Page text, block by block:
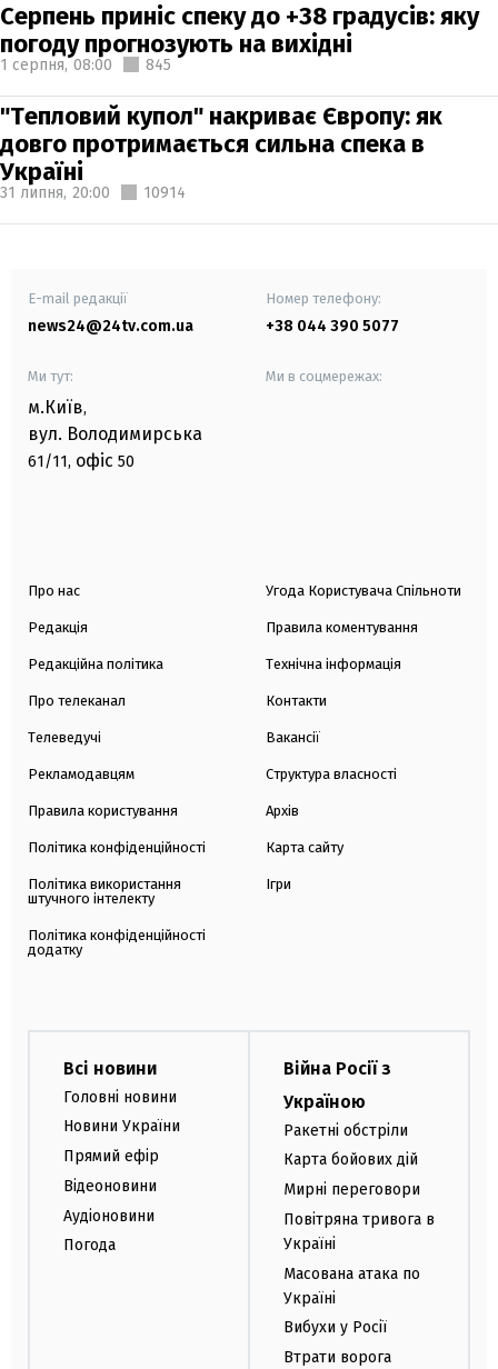
Серпень приніс спеку до +38 градусів: яку
погоду прогнозують на вихідні
1 серпня, 08:00 845
"Тепловий купол" накриває Європу: як
довго протримається сильна спека в
Україні
31 липня, 20:00 10914
E-mail редакції
news24@24tv.com.ua
Номер телефону:
+38 044 390 5077
Ми тут:
м.Київ,
вул. Володимирська
61/11, офіс 50
Ми в соцмережах:
Про нас
Редакція
Редакційна політика
Про телеканал
Телеведучі
Рекламодавцям
Правила користування
Політика конфіденційності
Політика використання
штучного інтелекту
Політика конфіденційності
додатку
Угода Користувача Спільноти
Правила коментування
Технічна інформація
Контакти
Вакансії
Структура власності
Архів
Карта сайту
Ігри
Всі новини
Головні новини
Новини України
Прямий ефір
Відеоновини
Аудіоновини
Погода
Війна Росії з
Україною
Ракетні обстріли
Карта бойових дій
Мирні переговори
Повітряна тривога в
Україні
Масована атака по
Україні
Вибухи у Росії
Втрати ворога